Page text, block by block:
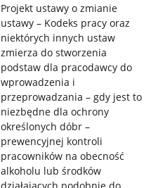
Projekt ustawy o zmianie
ustawy – Kodeks pracy oraz
niektórych innych ustaw
zmierza do stworzenia
podstaw dla pracodawcy do
wprowadzenia i
przeprowadzania – gdy jest to
niezbędne dla ochrony
określonych dóbr –
prewencyjnej kontroli
pracowników na obecność
alkoholu lub środków